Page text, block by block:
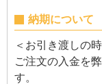
納期について
＜お引き渡しの
ご注文の入金を
す。